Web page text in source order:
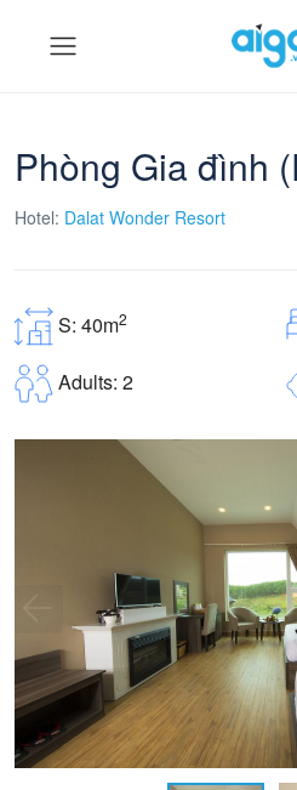
Phòng Gia đình
Hotel: Dalat Wonder Resort
S: 40m2
Adults: 2